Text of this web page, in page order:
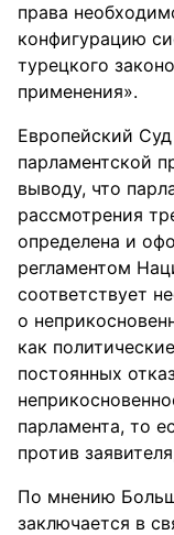
права
конфигурацию
турецкого
применения».
Европейский
парламентской
выводу, что
рассмотрения
определена и
регламентом
соответствует
о
как
постоянных
парламента, то
против
По мнению
заключается в